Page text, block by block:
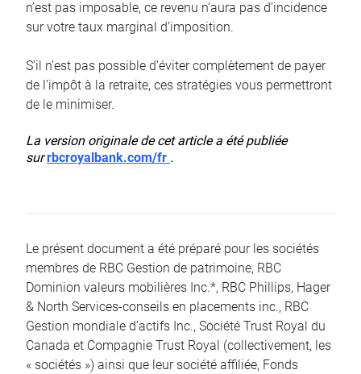
n’est pas imposable, ce revenu n’aura pas d’incidence
sur votre taux marginal d’imposition.
S’il n’est pas possible d’éviter complètement de payer
de l’impôt à la retraite, ces stratégies vous permettront
de le minimiser.
La version originale de cet article a été publiée
surrbcroyalbank.com/fr .
Le présent document a été préparé pour les sociétés
membres de RBC Gestion de patrimoine, RBC
Dominion valeurs mobilières Inc.*, RBC Phillips, Hager
& North Services-conseils en placements inc., RBC
Gestion mondiale d’actifs Inc., Société Trust Royal du
Canada et Compagnie Trust Royal (collectivement, les
« sociétés ») ainsi que leur société affiliée, Fonds